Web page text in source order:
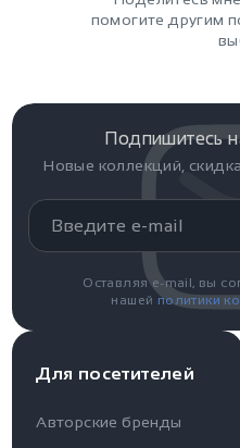
помогите другим
Для посетителей
Авторские бренды
Подпишитесь
Новые коллекций,
Оставляя e-mail, вы
нашей политики